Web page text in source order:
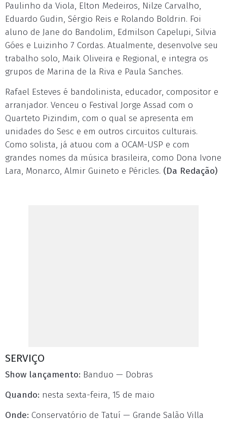
Paulinho da Viola, Elton Medeiros, Nilze Carvalho,
Eduardo Gudin, Sérgio Reis e Rolando Boldrin. Foi
aluno de Jane do Bandolim, Edmilson Capelupi, Silvia
Góes e Luizinho 7 Cordas. Atualmente, desenvolve seu
trabalho solo, Maik Oliveira e Regional, e integra os
grupos de Marina de la Riva e Paula Sanches.
Rafael Esteves é bandolinista, educador, compositor e
arranjador. Venceu o Festival Jorge Assad com o
Quarteto Pizindim, com o qual se apresenta em
unidades do Sesc e em outros circuitos culturais.
Como solista, já atuou com a OCAM-USP e com
grandes nomes da música brasileira, como Dona Ivone
Lara, Monarco, Almir Guineto e Péricles. (Da Redação)
SERVIÇO
Show lançamento: Banduo — Dobras
Quando: nesta sexta-feira, 15 de maio
Onde: Conservatório de Tatuí — Grande Salão Villa